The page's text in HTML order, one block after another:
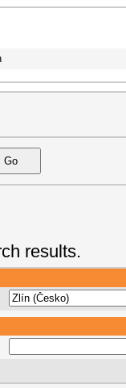
results.